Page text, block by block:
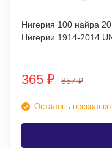
Нигерия 100 найра
Нигерии 1914-2014
365 ₽ 857₽
Осталось